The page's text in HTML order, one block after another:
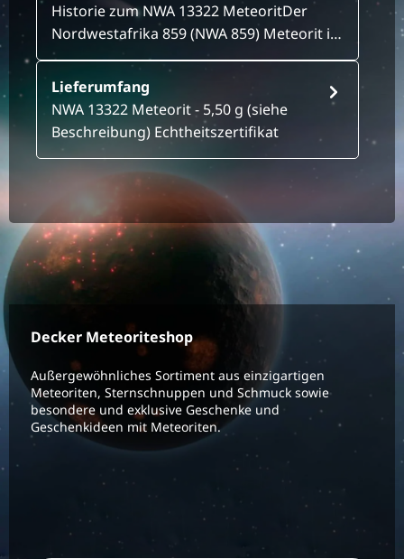
Historie zum NWA 13322 MeteoritDer
Nordwestafrika 859 (NWA 859) Meteorit i…
Lieferumfang
NWA 13322 Meteorit - 5,50 g (siehe
Beschreibung) Echtheitszertifikat
Decker Meteoriteshop
Außergewöhnliches Sortiment aus einzigartigen
Meteoriten, Sternschnuppen und Schmuck sowie
besondere und exklusive Geschenke und
Geschenkideen mit Meteoriten.